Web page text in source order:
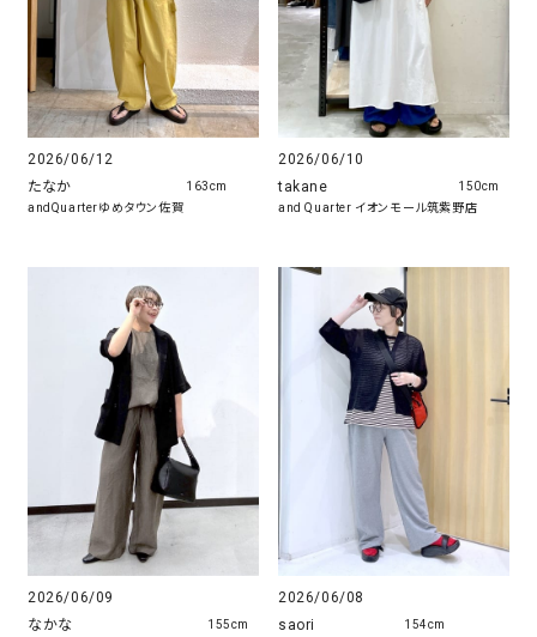
2026/06/12
たなか
andQuarterゆめタウン佐賀
163cm
2026/06/10
takane
and Quarter イオンモール筑紫野店
150cm
2026/06/09
なかな
155cm
2026/06/08
saori
154cm